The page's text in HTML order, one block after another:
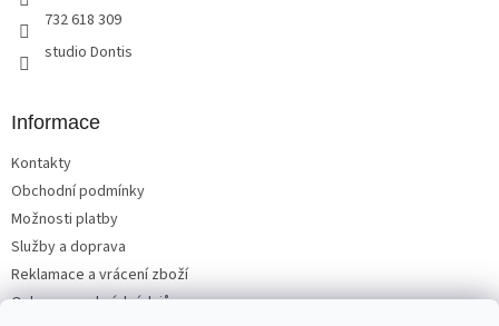
732 618 309
studio Dontis
Informace
Kontakty
Obchodní podmínky
Možnosti platby
Služby a doprava
Reklamace a vrácení zboží
Ochrana osobních údajů